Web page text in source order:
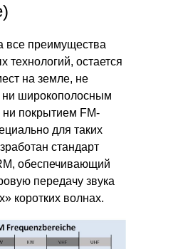
все преимущества
технологий, остается
на земле, не
ни широкополосным
ни покрытием FM-
для таких
стандарт
обеспечивающий
передачу звука
коротких волнах.